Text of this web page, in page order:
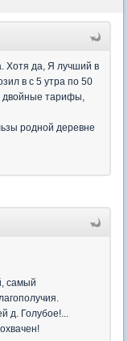
Хотя да, Я лучший в
в с 5 утра по 50
двойные тарифы,
родной деревне
самый
д. Голубое!...